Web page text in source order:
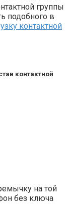
группы
подобного в
контактной
контактной
на той
без ключа